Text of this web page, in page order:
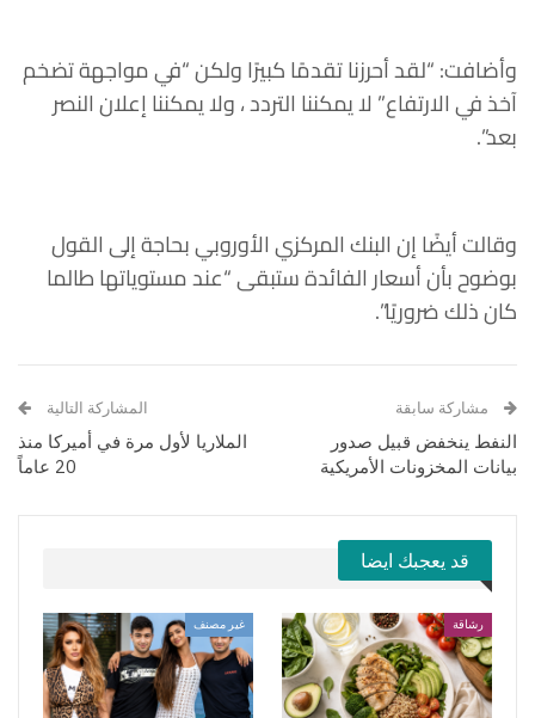
وأضافت: “لقد أحرزنا تقدمًا كبيرًا ولكن “في مواجهة تضخم
آخذ في الارتفاع” لا يمكننا التردد ، ولا يمكننا إعلان النصر
بعد”.
وقالت أيضًا إن البنك المركزي الأوروبي بحاجة إلى القول
بوضوح بأن أسعار الفائدة ستبقى “عند مستوياتها طالما
كان ذلك ضروريًا”.
مشاركة سابقة
النفط ينخفض قبيل صدور
بيانات المخزونات الأمريكية
المشاركة التالية
الملاريا لأول مرة في أميركا منذ
20 عاماً
قد يعجبك ايضا
رشاقة غير مصنف